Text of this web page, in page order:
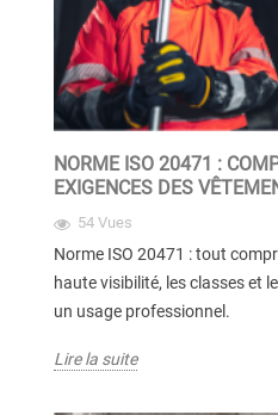
NORME ISO 20471 :
EXIGENCES DES
54 Vues
Norme ISO 20471 : tout
haute visibilité, les classes et
un usage professionnel.
Lire la suite